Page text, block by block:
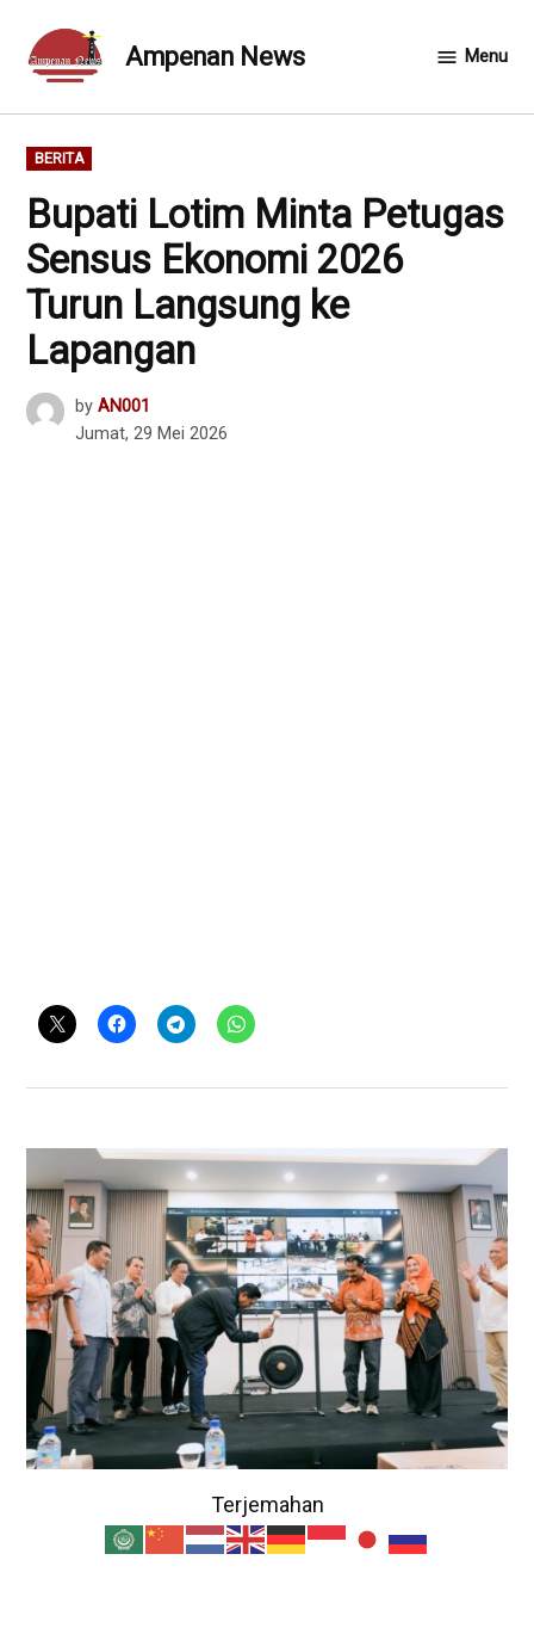
content
Ampenan News Menu
POSTED
IN
BERITA
Bupati Lotim Minta Petugas
Sensus Ekonomi 2026
Turun Langsung ke
Lapangan
by AN001
Jumat, 29 Mei 2026
Terjemahan